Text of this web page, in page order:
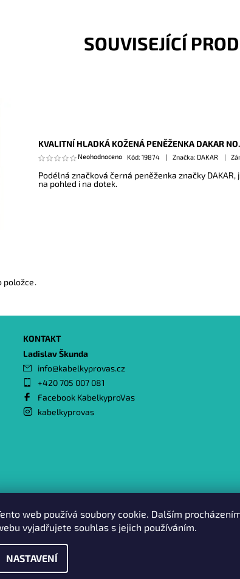
SOUVISEJÍCÍ
KVALITNÍ HLADKÁ KOŽENÁ PENĚŽENKA DAKAR
Neohodnoceno Kód: 19874 Značka: DAKAR
Podélná značková černá peněženka značky
na pohled i na dotek.
položce.
KONTAKT
Ladislav Škunda
info@kabelkyprovas.cz
+420 705 007 081
Facebook KabelkyproVas
kabelkyprovas
Heureka.cz | Zboží.cz |
web používá soubory cookie. Dalším
vyjadřujete souhlas s jejich používáním.
NASTAVENÍ